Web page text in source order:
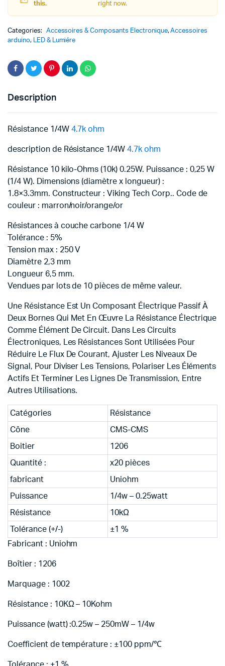
this.
right now.
Categories: Accessoires & Composants Electronique,Accessoires
arduino, LED & Lumiére
Description
Résistance 1/4W 4.7k ohm
description de Résistance 1/4W4.7k ohm
Résistance 10 kilo-Ohms (10k) 0.25W. Puissance : 0,25 W
(1/4 W). Dimensions (diamètre x longueur) :
1.8×3.3mm. Constructeur : Viking Tech Corp.. Code de
couleur : marron/noir/orange/or
Résistances à couche carbone 1/4 W
Tolérance : 5%
Tension max : 250 V
Diamètre 2,3 mm
Longueur 6,5 mm.
Vendues par lots de 10 pièces de même valeur.
Une Résistance Est Un Composant Électrique Passif À
Deux Bornes Qui Met En Œuvre La Résistance Électrique
Comme Élément De Circuit. Dans Les Circuits
Électroniques, Les Résistances Sont Utilisées Pour
Réduire Le Flux De Courant, Ajuster Les Niveaux De
Signal, Pour Diviser Les Tensions, Polariser Les Éléments
Actifs Et Terminer Les Lignes De Transmission, Entre
Autres Utilisations.
Catégories Résistance
Cône CMS-CMS
Boitier 1206
Quantité : x20 pièces
fabricant Uniohm
Puissance 1/4w – 0.25watt
Résistance 10kΩ
Tolérance (+/-)
±1 %
Fabricant : Uniohm
Boîtier : 1206
Marquage : 1002
Résistance : 10KΩ – 10Kohm
Puissance (watt) :0.25w – 250mW – 1/4w
Coefficient de température : ±100 ppm/℃